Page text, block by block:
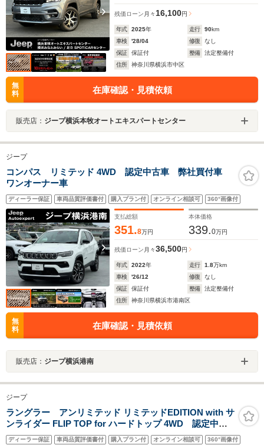
残価ローン 月々16,100円
年式 2025年 走行 90km
車検
'28/04 修復
なし
保証
保証付 整備
法定整備付
住所
神奈川県横浜市中区
無
料
在庫確認・見積依頼
販売店： ジープ横浜本牧オートエキスパートセンター
ジープ
コンパス リミテッド 4WD 認定中古車 弊社買付車
ワンオーナー車
ディーラー保証 車両品質評価書付 購入プラン付 オンライン相談可 360°画像付
支払総額
351.8万円
本体価格
339.0万円
残価ローン 月々36,500円
年式 2022年 走行 1.8万km
車検
'26/12 修復
なし
保証
保証付 整備
法定整備付
住所
神奈川県横浜市港南区
無
料
在庫確認・見積依頼
販売店： ジープ横浜港南
ジープ
ラングラー アンリミテッド リミテッドEDITION with サ
ンライダー FLIP TOP for ハードトップ 4WD 認定中古
車 弊社オーナー様下取り車両
ディーラー保証 車両品質評価書付 購入プラン付 オンライン相談可 360°画像付